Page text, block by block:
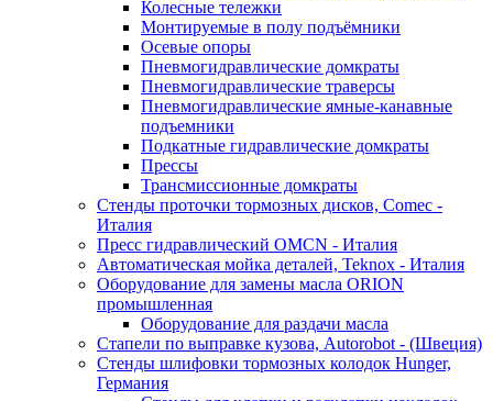
Колесные тележки
Монтируемые в полу подъёмники
Осевые опоры
Пневмогидравлические домкраты
Пневмогидравлические траверсы
Пневмогидравлические ямные-канавные
подъемники
Подкатные гидравлические домкраты
Прессы
Трансмиссионные домкраты
Стенды проточки тормозных дисков, Comec -
Италия
Пресс гидравлический OMCN - Италия
Автоматическая мойка деталей, Teknox - Италия
Оборудование для замены масла ORION
промышленная
Оборудование для раздачи масла
Стапели по выправке кузова, Autorobot - (Швеция)
Стенды шлифовки тормозных колодок Hunger,
Германия